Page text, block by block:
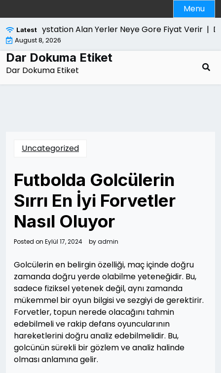
to
content
Menu
Latest
Playstation Alan Yerler Neye Gore Fiyat Verir |
August 8, 2026
Dar Dokuma Etiket
Dar Dokuma Etiket
Uncategorized
Futbolda Golcülerin
Sırrı En İyi Forvetler
Nasıl Oluyor
Posted on Eylül 17, 2024 byadmin
Golcülerin en belirgin özelliği, maç içinde doğru
zamanda doğru yerde olabilme yeteneğidir. Bu,
sadece fiziksel yetenek değil, aynı zamanda
mükemmel bir oyun bilgisi ve sezgiyi de gerektirir.
Forvetler, topun nerede olacağını tahmin
edebilmeli ve rakip defans oyuncularının
hareketlerini doğru analiz edebilmelidir. Bu,
golcünün sürekli bir gözlem ve analiz halinde
olması anlamına gelir.